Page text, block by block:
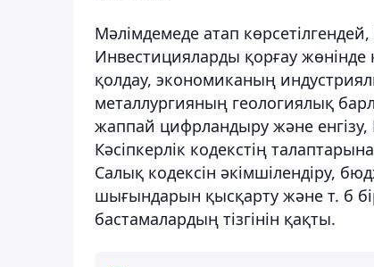
Мәлімдемеде атап
Инвестицияларды қорғау жөнінде
қолдау, экономиканың
металлургияның геологиялық
жаппай цифрландыру және
Кәсіпкерлік кодекстің
Салық кодексін әкімшілендіру,
шығындарын қысқарту және т. б
бастамалардың тізгінін қақты.